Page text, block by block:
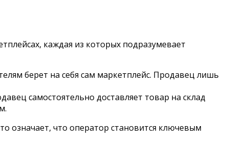
каждая из которых подразумевает
берет на себя сам маркетплейс. Продавец лишь
самостоятельно доставляет товар на склад
означает, что оператор становится ключевым